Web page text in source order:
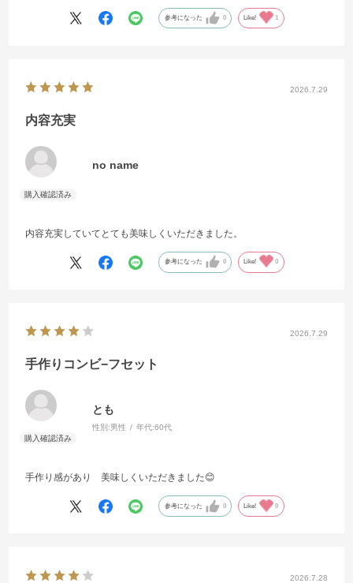
参考になった 0 Like! 1
2026.7.29
内容充実
no name
内容充実していてとても美味しくいただきました。
参考になった 0 Like! 0
2026.7.29
手作りコンビ−フセット
とも
性別:男性 年代:60代
手作り感があり 美味しくいただきました😊
参考になった 0 Like! 0
2026.7.28